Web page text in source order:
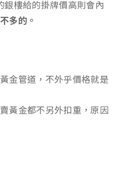
樓給的掛牌價高則會內
多的。
金管道，不外乎價格就是
黃金都不另外扣重，原因